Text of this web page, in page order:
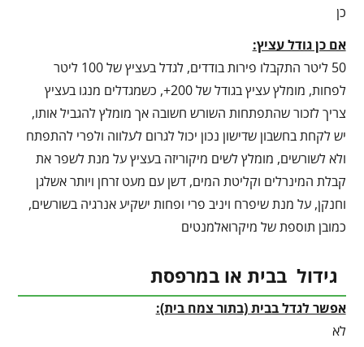
כן
אם כן גודל עציץ:
50 ליטר התקבלו פירות בודדים, לגדל בעציץ של 100 ליטר
לפחות, מומלץ עציץ בגודל של 200+, כשמגדלים מנגו בעציץ
צריך לזכור שהתפתחות השורש חשובה אך מומלץ להגביל אותו,
יש לקחת בחשבון שדישון נכון יכול לגרום לעלווה ולפרי להתפתח
ולא לשורשים, מומלץ לשים מיקוריזה בעציץ על מנת לשפר את
קבלת המינרלים וקליטת המים, דשן עם מעט זרחן ויותר אשלגן
וחנקן, על מנת שיפרח ויניב פרי ופחות ישקיע אנרגיה בשורשים,
כמובן תוספת של מיקרואלמנטים
גידול בבית או במרפסת
אפשר לגדל בבית (בתור צמח בית):
לא